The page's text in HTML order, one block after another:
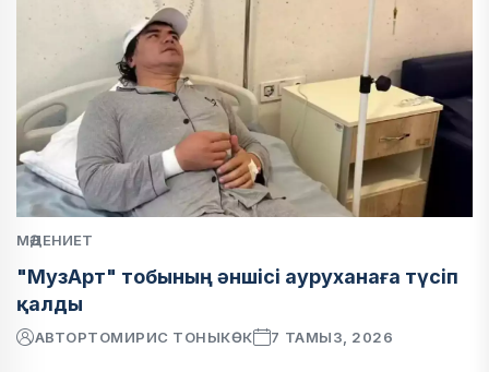
МӘДЕНИЕТ
"МузАрт" тобының әншісі ауруханаға түсіп
қалды
АВТОРТОМИРИС ТОНЫКӨК 7 ТАМЫЗ, 2026